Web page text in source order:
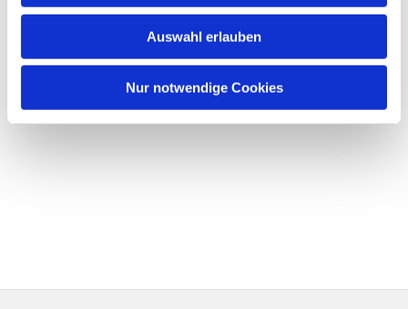
Auswahl erlauben
Nur notwendige Cookies